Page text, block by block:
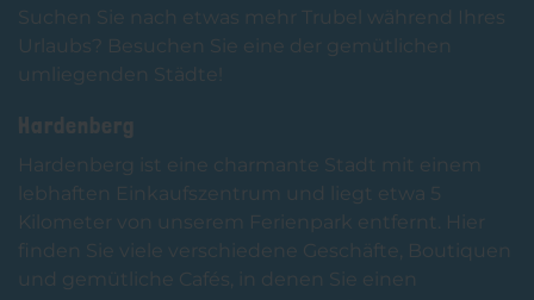
Suchen Sie nach etwas mehr Trubel während Ihres
Urlaubs? Besuchen Sie eine der gemütlichen
umliegenden Städte!
Hardenberg
Hardenberg ist eine charmante Stadt mit einem
lebhaften Einkaufszentrum und liegt etwa 5
Kilometer von unserem Ferienpark entfernt. Hier
finden Sie viele verschiedene Geschäfte, Boutiquen
und gemütliche Cafés, in denen Sie einen